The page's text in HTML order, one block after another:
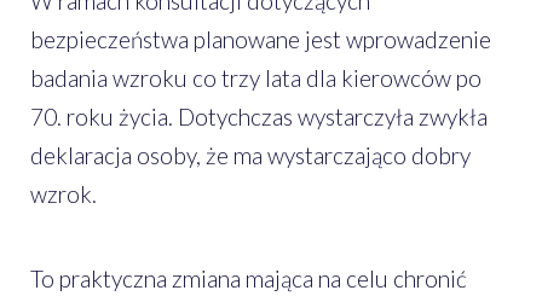
bezpieczeństwa planowane jest wprowadzenie
badania wzroku co trzy lata dla kierowców po
70. roku życia. Dotychczas wystarczyła zwykła
deklaracja osoby, że ma wystarczająco dobry
wzrok.
To praktyczna zmiana mająca na celu chronić